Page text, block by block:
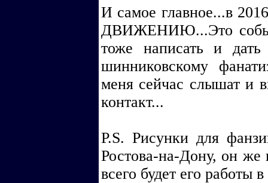
И самое главное...в
ДВИЖЕНИЮ...Это
тоже написать и
шинниковскому
меня сейчас слышат и
контакт...
P.S. Рисунки для
Ростова-на-Дону, он
всего будет его работы